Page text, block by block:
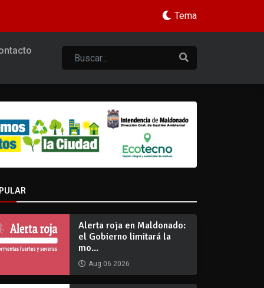
Tema
Alerta roja en Maldonado:
el Gobierno limitará la
mo...
Aug 06 2026